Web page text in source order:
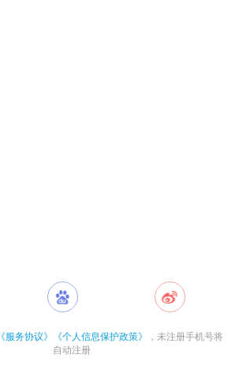
《服务协议》 《个人信息保护政策》
，未注册手机号将
自动注册